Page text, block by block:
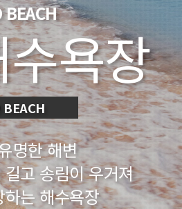
BEACH
욕장
BEACH
명한 해변
고 송림이 우거져
는 해수욕장